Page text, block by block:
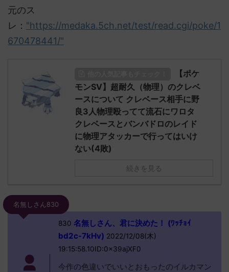
元のス
レ： "https://medaka.5ch.net/test/read.cgi/poke/1
670478441/"
【ポケ
モンSV】超耐久（物理）のクレベ
ースについて クレベース相手に野
良3人物理殴ってて流石にワロタ
クレベースとバンバドロのレイド
に物理アタッカーで行ってはいけ
ない(4敗)
続きを見る
名無しさん830
830 名無しさん、君に決めた！ (ﾜｯﾁｮｲ
bd2c-7kHv) 2022/12/08(木)
19:15:58.10ID:0x39ajXF0
今作の色違いでいいとおもったのイルカマン